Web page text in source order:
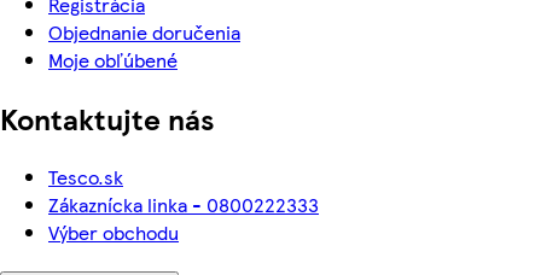
Objednanie doručenia
Moje obľúbené
Kontaktujte nás
Tesco.sk
Zákaznícka linka - 0800222333
Výber obchodu